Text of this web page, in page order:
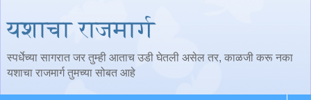
यशाचा राजमार्ग
स्पर्धेच्या सागरात जर तुम्ही आताच उडी घेतली असेल तर, काळजी करू नका
यशाचा राजमार्ग तुमच्या सोबत आहे